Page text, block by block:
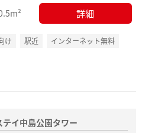
詳細
け 駅近
インターネット無料
テイ中島公園タワー